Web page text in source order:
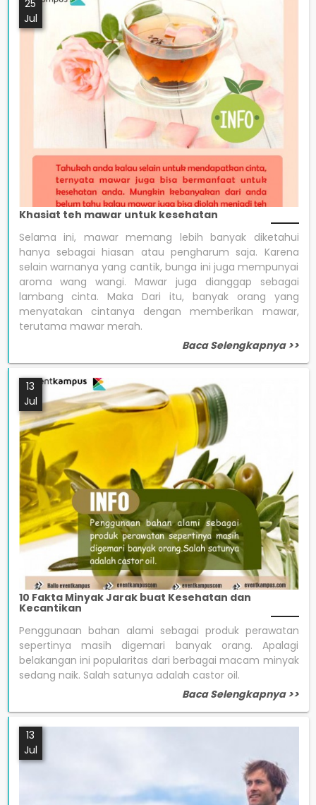
25
Jul
Khasiat teh mawar untuk kesehatan
Selama ini, mawar memang lebih banyak diketahui
hanya sebagai hiasan atau pengharum saja. Karena
selain warnanya yang cantik, bunga ini juga mempunyai
aroma wang wangi. Mawar juga dianggap sebagai
lambang cinta. Maka Dari itu, banyak orang yang
menyatakan cintanya dengan memberikan mawar,
terutama mawar merah.
Baca Selengkapnya >>
13
Jul
10 Fakta Minyak Jarak buat Kesehatan dan
Kecantikan
Penggunaan bahan alami sebagai produk perawatan
sepertinya masih digemari banyak orang. Apalagi
belakangan ini popularitas dari berbagai macam minyak
sedang naik. Salah satunya adalah castor oil.
Baca Selengkapnya >>
13
Jul